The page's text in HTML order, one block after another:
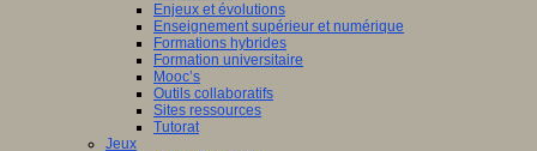
Enjeux et évolutions
Enseignement supérieur et numérique
Formations hybrides
Formation universitaire
Mooc’s
Outils collaboratifs
Sites ressources
Tutorat
Jeux